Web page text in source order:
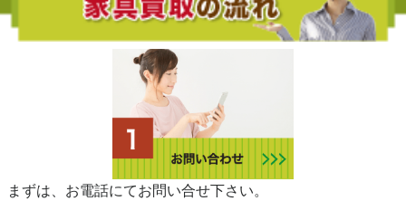
まずは、お電話にてお問い合せ下さい。